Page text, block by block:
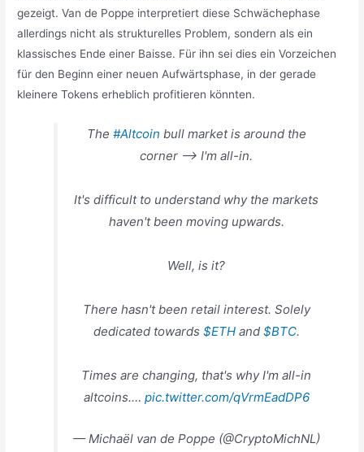
gezeigt. Van de Poppe interpretiert diese Schwächephase
allerdings nicht als strukturelles Problem, sondern als ein
klassisches Ende einer Baisse. Für ihn sei dies ein Vorzeichen
für den Beginn einer neuen Aufwärtsphase, in der gerade
kleinere Tokens erheblich profitieren könnten.
The #Altcoin bull market is around the
corner –> I'm all-in.
It's difficult to understand why the markets
haven't been moving upwards.
Well, is it?
There hasn't been retail interest. Solely
dedicated towards $ETHand $BTC.
Times are changing, that's why I'm all-in
altcoins.… pic.twitter.com/qVrmEadDP6
— Michaël van de Poppe (@CryptoMichNL)